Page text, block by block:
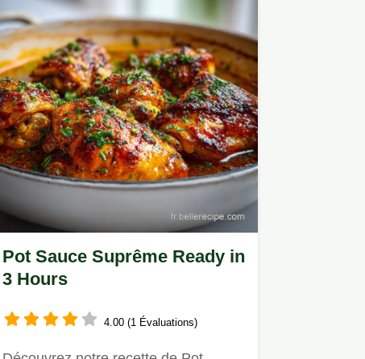
Pot Sauce Suprême Ready in
3 Hours
4.00 (1 Évaluations)